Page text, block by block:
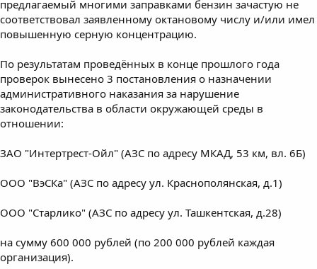
предлагаемый многими заправками бензин зачастую не
соответствовал заявленному октановому числу и/или имел
повышенную серную концентрацию.
По результатам проведённых в конце прошлого года
проверок вынесено 3 постановления о назначении
административного наказания за нарушение
законодательства в области окружающей среды в
отношении:
ЗАО "Интертрест-Ойл" (АЗС по адресу МКАД, 53 км, вл. 6Б)
ООО "ВэСКа" (АЗС по адресу ул. Краснополянская, д.1)
ООО "Старлико" (АЗС по адресу ул. Ташкентская, д.28)
на сумму 600 000 рублей (по 200 000 рублей каждая
организация).